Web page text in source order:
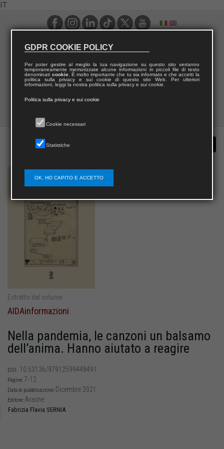
IT
Estratto dal volume
AIDAinformazioni
Nella pandemia, le canzoni un balsamo
dell’anima. Hanno aiutato a reagire
DOI: 10.53136/97912599448491
Pagine:7-12
Data di pubblicazione: Dicembre 2021
Editore: Aracne
Fabrizia Flavia SERNIA
GDPR COOKIE POLICY
Per poter gestire al meglio la tua navigazione su questo sito verranno
temporaneamente memorizzate alcune informazioni in piccoli file di testo
denominati cookie. È molto importante che tu sia informato e che accetti la
politica sulla privacy e sui cookie di questo sito Web. Per ulteriori
informazioni, leggi la nostra politica sulla privacy e sui cookie.
Politica sulla privacy e sui cookie
Cookie necessari
Statistiche
OK, HO CAPITO E ACCETTO